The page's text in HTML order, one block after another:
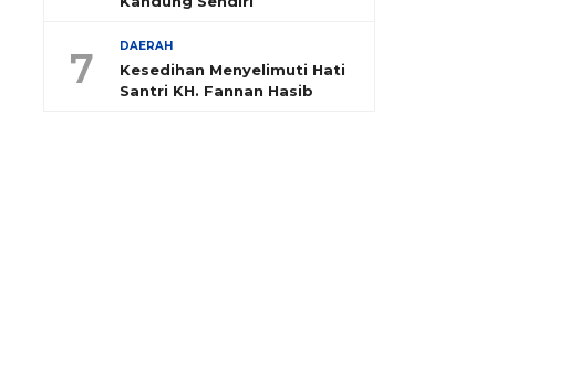
7 DAERAH
Kesedihan Menyelimuti Hati
Santri KH. Fannan Hasib